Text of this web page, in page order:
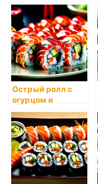
кальмаром и
огурцом
Острый ролл с
огурцом и
тигровой
креветкой